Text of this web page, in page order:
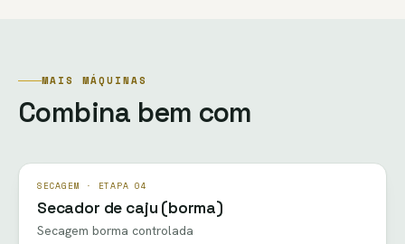
MAIS MÁQUINAS
Combina bem com
SECAGEM · ETAPA 04
Secador de caju (borma)
Secagem borma controlada